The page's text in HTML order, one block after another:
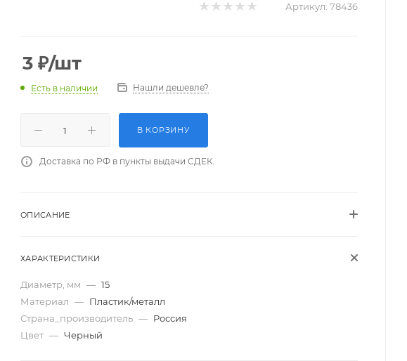
Артикул: 78436
3 ₽/шт
Есть в наличии Нашли дешевле?
В КОРЗИНУ
Доставка по РФ в пункты выдачи СДЕК.
ОПИСАНИЕ
ХАРАКТЕРИСТИКИ
Диаметр, мм — 15
Материал — Пластик/металл
Страна_производитель — Россия
Цвет — Черный